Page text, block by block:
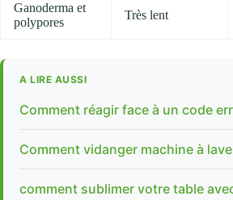
Ganoderma et
polypores
Très lent
A LIRE AUSSI
Comment réagir face à un code
Comment vidanger machine à
comment sublimer votre table